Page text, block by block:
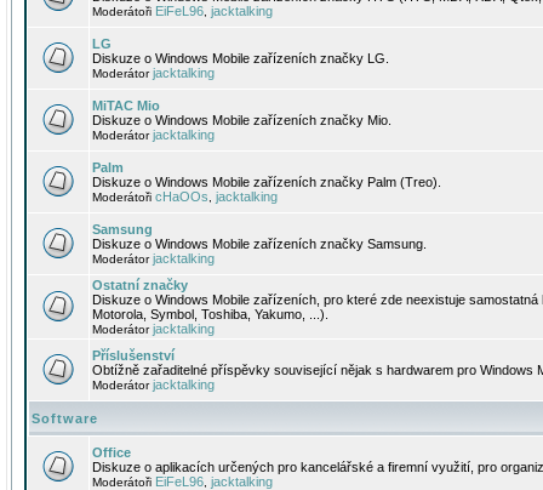
Moderátoři EiFeL96 jacktalking
LG
Diskuze o Windows Mobile zařízeních značky LG.
Moderátorjacktalking
MiTAC Mio
Diskuze o Windows Mobile zařízeních značky Mio.
Moderátorjacktalking
Palm
Diskuze o Windows Mobile zařízeních značky Palm (Treo).
Moderátoři cHaOOs jacktalking
Samsung
Diskuze o Windows Mobile zařízeních značky Samsung.
Moderátorjacktalking
Ostatní značky
Diskuze o Windows Mobile zařízeních, pro které zde neexistuje
Motorola, Symbol, Toshiba, Yakumo, ...).
Moderátorjacktalking
Příslušenství
Obtížně zařaditelné příspěvky související nějak s hardwarem pro Windows
Moderátorjacktalking
Software
Office
Diskuze o aplikacích určených pro kancelářské a firemní využití, pro
Moderátoři EiFeL96 jacktalking